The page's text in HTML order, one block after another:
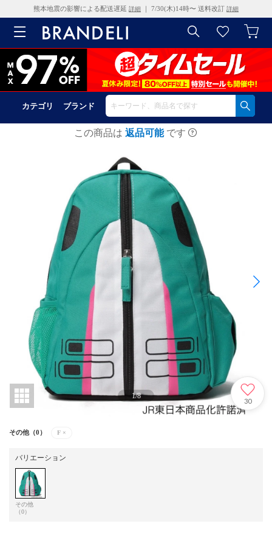
熊本地震の影響による配送遅延 詳細 ｜ 7/30(木)14時〜 送料改訂 詳細
カテゴリ ブランド
この商品は 返品可能 です
1/8
30
その他（0） F ×
バリエーション
その他
（0）